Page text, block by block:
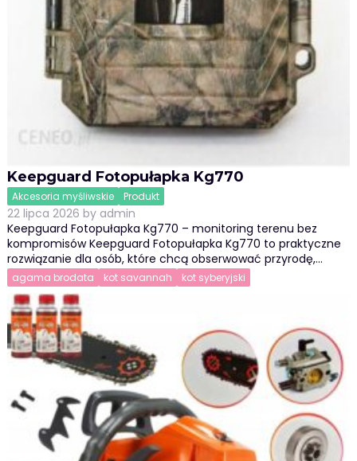
Keepguard Fotopułapka Kg770
Akcesoria myśliwskie Produkt
22 lipca 2026 by admin
Keepguard Fotopułapka Kg770 – monitoring terenu bez
kompromisów Keepguard Fotopułapka Kg770 to praktyczne
rozwiązanie dla osób, które chcą obserwować przyrodę,…
agama brodata kot savannah kot syberyjski